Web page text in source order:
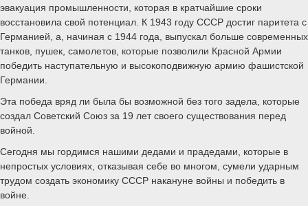
эвакуация промышленности, которая в кратчайшие сроки
восстановила свой потенциал. К 1943 году СССР достиг паритета с
Германией, а, начиная с 1944 года, выпускал больше современных
танков, пушек, самолетов, которые позволили Красной Армии
победить наступательную и высокоподвижную армию фашистской
Германии.
Эта победа вряд ли была бы возможной без того задела, которые
создал Советский Союз за 19 лет своего существования перед
войной.
Сегодня мы гордимся нашими дедами и прадедами, которые в
непростых условиях, отказывая себе во многом, сумели ударным
трудом создать экономику СССР накануне войны и победить в
войне.